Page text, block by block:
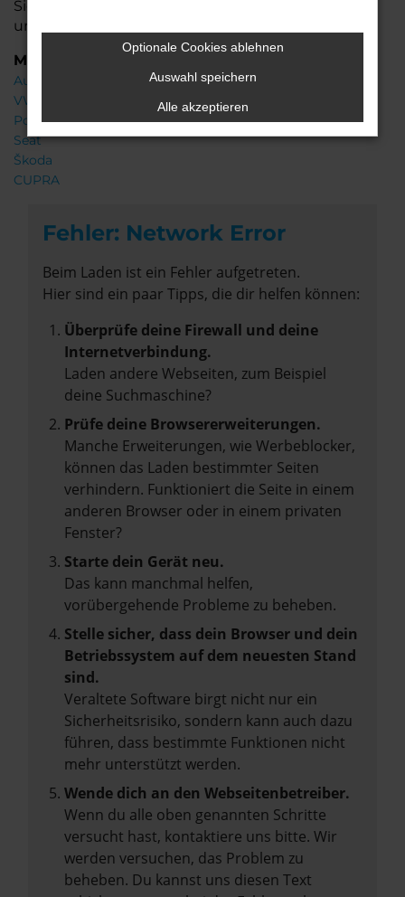
Sie uns und überzeugen Sie sich von der Qualität
und dem Service, den wir Ihnen bieten!
Marken
Audi
VW
Porsche
Seat
Škoda
CUPRA
Fehler: Network Error
Beim Laden ist ein Fehler aufgetreten.
Hier sind ein paar Tipps, die dir helfen können:
Überprüfe deine Firewall und deine
Internetverbindung.
Laden andere Webseiten, zum Beispiel
deine Suchmaschine?
Prüfe deine Browsererweiterungen.
Manche Erweiterungen, wie Werbeblocker,
können das Laden bestimmter Seiten
verhindern. Funktioniert die Seite in einem
anderen Browser oder in einem privaten
Fenster?
Starte dein Gerät neu.
Das kann manchmal helfen,
vorübergehende Probleme zu beheben.
Stelle sicher, dass dein Browser und dein
Betriebssystem auf dem neuesten Stand
sind.
Veraltete Software birgt nicht nur ein
Sicherheitsrisiko, sondern kann auch dazu
führen, dass bestimmte Funktionen nicht
mehr unterstützt werden.
Wende dich an den Webseitenbetreiber.
Wenn du alle oben genannten Schritte
versucht hast, kontaktiere uns bitte. Wir
werden versuchen, das Problem zu
beheben. Du kannst uns diesen Text
Optionale Cookies ablehnen
Auswahl speichern
Alle akzeptieren